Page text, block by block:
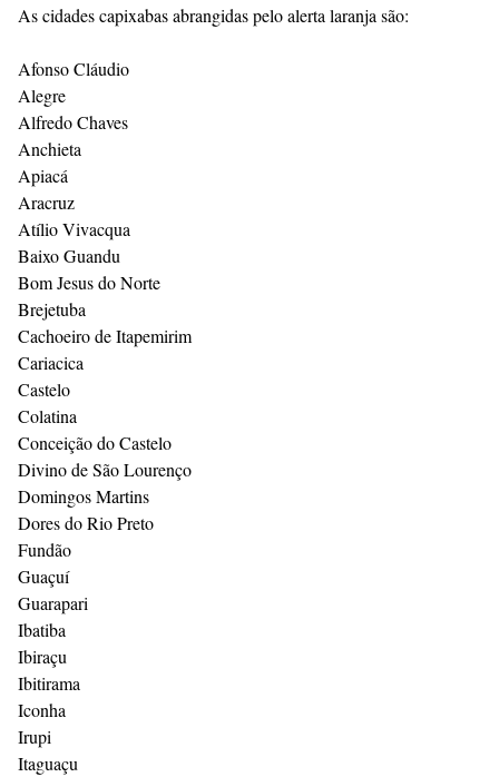
As cidades capixabas abrangidas pelo alerta laranja são:
Afonso Cláudio
Alegre
Alfredo Chaves
Anchieta
Apiacá
Aracruz
Atílio Vivacqua
Baixo Guandu
Bom Jesus do Norte
Brejetuba
Cachoeiro de Itapemirim
Cariacica
Castelo
Colatina
Conceição do Castelo
Divino de São Lourenço
Domingos Martins
Dores do Rio Preto
Fundão
Guaçuí
Guarapari
Ibatiba
Ibiraçu
Ibitirama
Iconha
Irupi
Itaguaçu